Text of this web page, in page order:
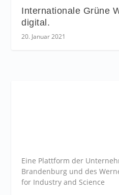
Internationale Grüne
digital.
20. Januar 2021
Eine Plattform der
Brandenburg und des
for Industry and Science